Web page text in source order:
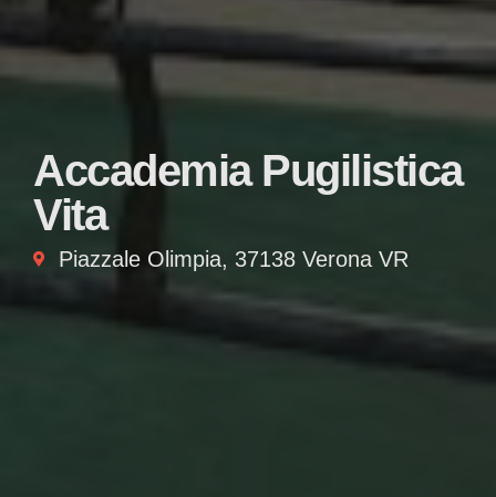
Accademia Pugilistica
Vita
Piazzale Olimpia, 37138 Verona VR